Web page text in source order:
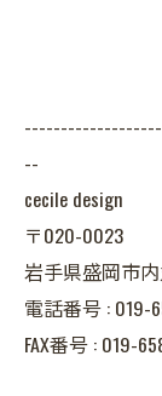
--
cecile design
〒020-0023
岩手県盛岡市
電話番号 : 019-
FAX番号 : 019-